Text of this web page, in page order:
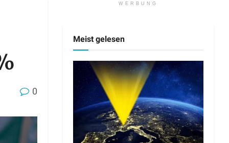
0
WERBUNG
Meist gelesen